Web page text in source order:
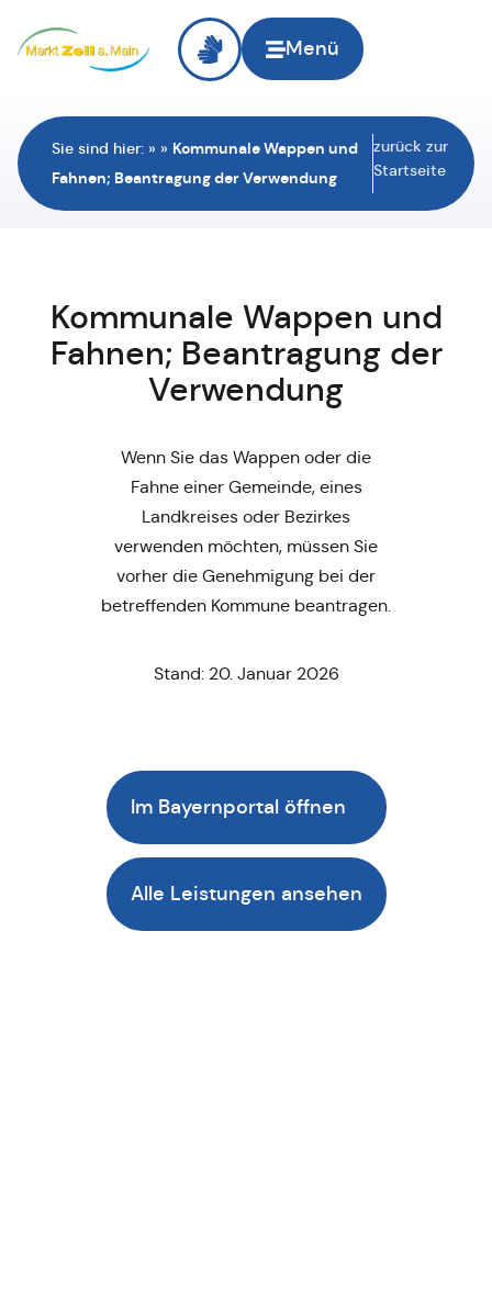
Menü
Sie sind hier: » » Kommunale Wappen und
Fahnen; Beantragung der Verwendung
zurück zur
Startseite
Kommunale Wappen und
Fahnen; Beantragung der
Verwendung
Wenn Sie das Wappen oder die
Fahne einer Gemeinde, eines
Landkreises oder Bezirkes
verwenden möchten, müssen Sie
vorher die Genehmigung bei der
betreffenden Kommune beantragen.
Stand: 20. Januar 2026
Im Bayernportal öffnen
Alle Leistungen ansehen